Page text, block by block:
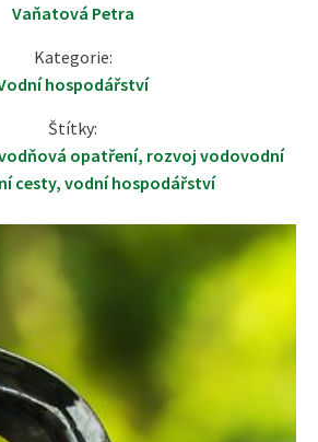
Vaňatová Petra
Kategorie:
hospodářství
Štítky:
opatření, rozvoj vodovodní
cesty, vodní hospodářství